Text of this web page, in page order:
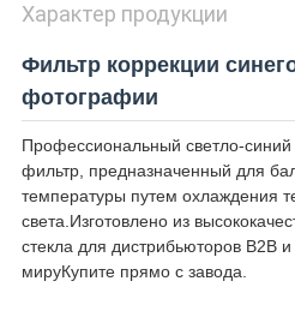
Характер продукции
Фильтр коррекции
фотографии
Профессиональный светло-синий
фильтр, предназначенный для
температуры путем охлаждения
света.Изготовлено из
стекла для дистрибьюторов B2B
мируКупите прямо с завода.